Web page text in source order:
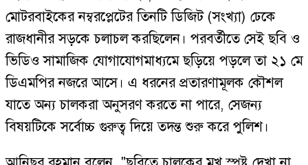
মোটরবাইকের নম্বরপ্লেটের তিনটি ডিজিট (সংখ্যা) ঢেকে
রাজধানীর সড়কে চলাচল করছিলেন। পরবর্তীতে সেই ছবি ও
ভিডিও সামাজিক যোগাযোগমাধ্যমে ছড়িয়ে পড়লে তা ২১ মে
ডিএমপির নজরে আসে। এ ধরনের প্রতারণামূলক কৌশল
যাতে অন্য চালকরা অনুসরণ করতে না পারে, সেজন্য
বিষয়টিকে সর্বোচ্চ গুরুত্ব দিয়ে তদন্ত শুরু করে পুলিশ।